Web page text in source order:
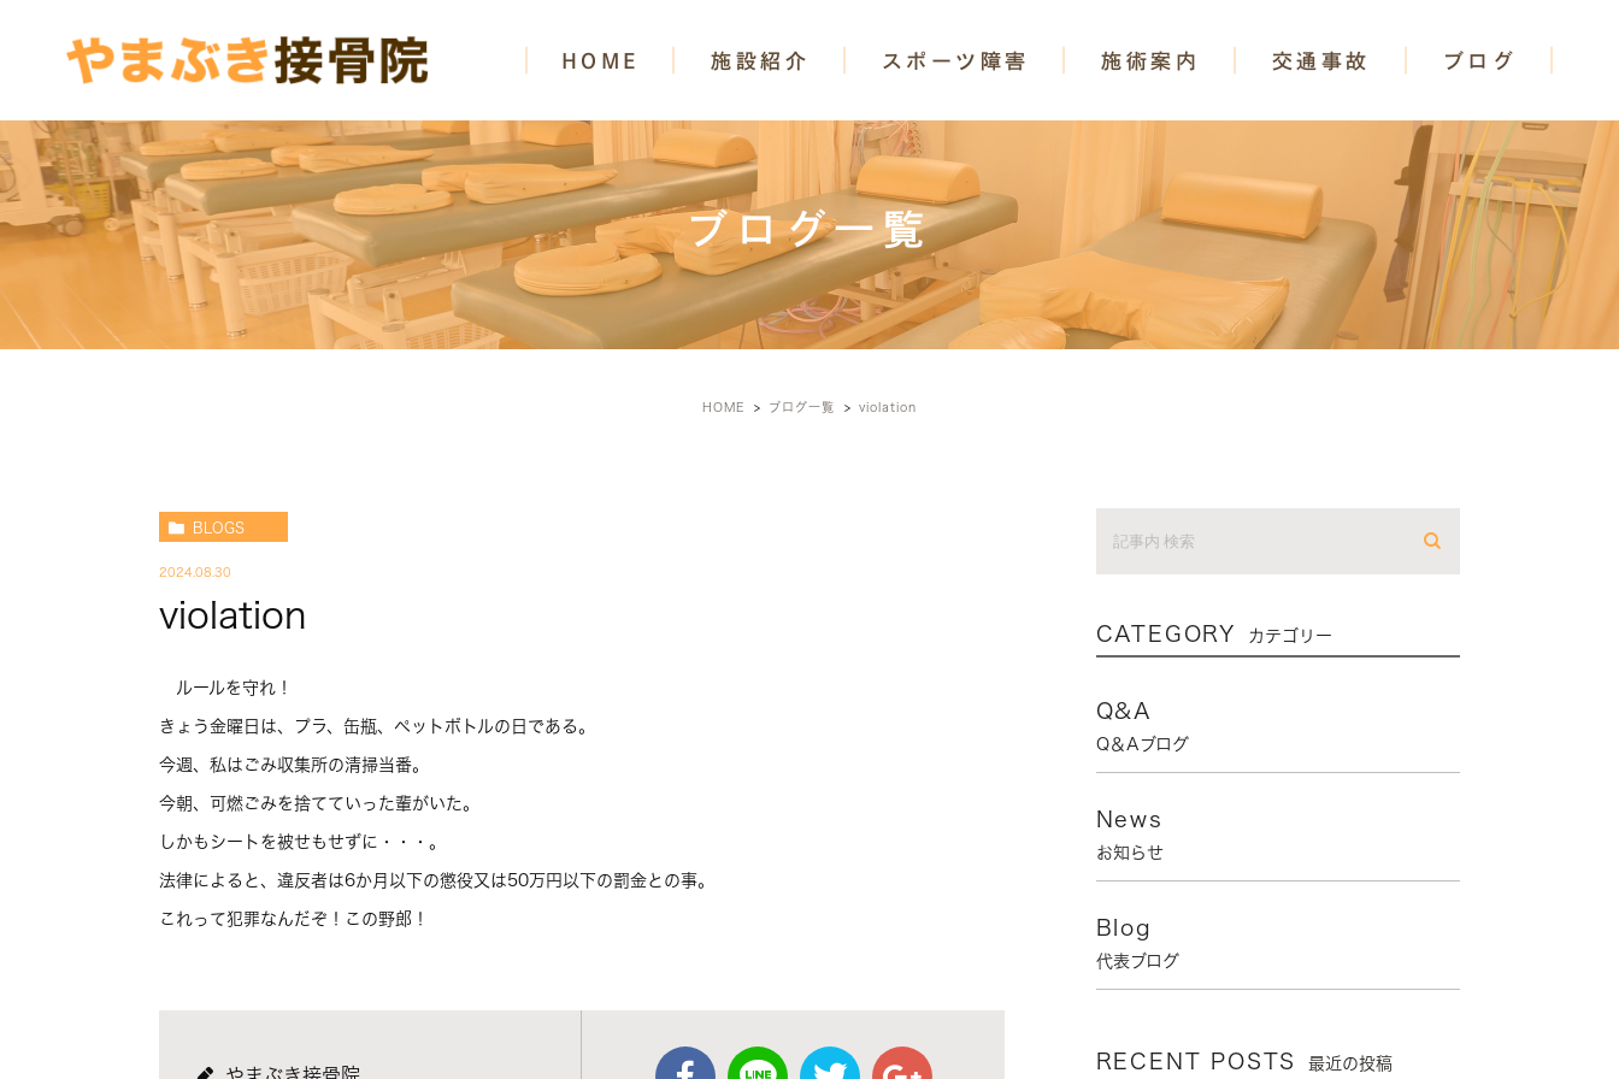
HOME 施設紹介 スポーツ障害 施術案内 交通事故 ブログ
ブログ一覧
HOME ブログ一覧 violation
BLOGS
2024.08.30
violation
ルールを守れ！
きょう金曜日は、プラ、缶瓶、ペットボトルの日である。
今週、私はごみ収集所の清掃当番。
今朝、可燃ごみを捨てていった輩がいた。
しかもシートを被せもせずに・・・。
法律によると、違反者は6か月以下の懲役又は50万円以下の罰金との事。
これって犯罪なんだぞ！この野郎！
CATEGORY カテゴリー
Q&A
Q＆Aブログ
News
お知らせ
Blog
代表ブログ
RECENT POSTS 最近の投稿